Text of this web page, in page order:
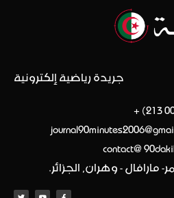
جريدة رياضية إلكترونية